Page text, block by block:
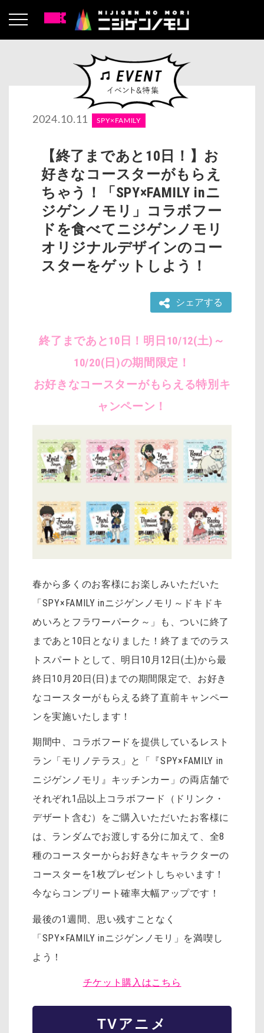
2024.10.11 SPY×FAMILY
【終了まであと10日！】お
好きなコースターがもらえ
ちゃう！「SPY×FAMILY inニ
ジゲンノモリ」コラボフー
ドを食べてニジゲンノモリ
オリジナルデザインのコー
スターをゲットしよう！
シェアする
終了まであと10日！明日10/12(土)～
10/20(日)の期間限定！
お好きなコースターがもらえる特別キ
ャンペーン！
春から多くのお客様にお楽しみいただいた
「SPY×FAMILY inニジゲンノモリ～ドキドキ
めいろとフラワーパーク～」も、ついに終了
まであと10日となりました！終了までのラス
トスパートとして、明日10月12日(土)から最
終日10月20日(日)までの期間限定で、お好き
なコースターがもらえる終了直前キャンペー
ンを実施いたします！
期間中、コラボフードを提供しているレスト
ラン「モリノテラス」と「『SPY×FAMILY in
ニジゲンノモリ』キッチンカー」の両店舗で
それぞれ1品以上コラボフード（ドリンク・
デザート含む）をご購入いただいたお客様に
は、ランダムでお渡しする分に加えて、全8
種のコースターからお好きなキャラクターの
コースターを1枚プレゼントしちゃいます！
今ならコンプリート確率大幅アップです！
最後の1週間、思い残すことなく
「SPY×FAMILY inニジゲンノモリ」を満喫し
よう！
チケット購入はこちら
TVアニメ